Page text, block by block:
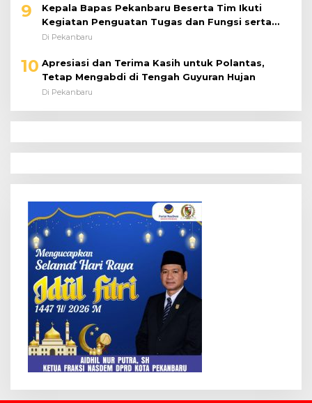
9
Kepala Bapas Pekanbaru Beserta Tim Ikuti
Kegiatan Penguatan Tugas dan Fungsi serta
Paparan Penempatan WBP ke Lapas Terbuka
Di Pekanbaru
10 Apresiasi dan Terima Kasih untuk Polantas,
Tetap Mengabdi di Tengah Guyuran Hujan
Di Pekanbaru